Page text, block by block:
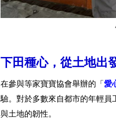
下田種心，從土地出
在參與等家寶寶協會舉辦的「 愛
驗。對於多數來自都市的年輕員
與土地的韌性。